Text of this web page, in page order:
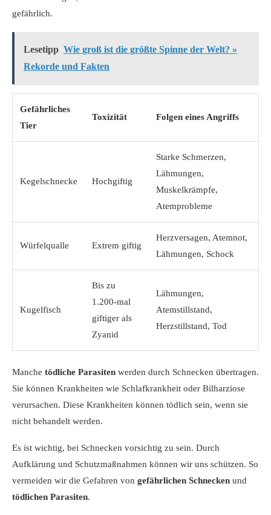
gefährlich.
Lesetipp Wie groß ist die größte Spinne der Welt? »
Rekorde und Fakten
Gefährliches
Tier
Toxizität Folgen eines Angriffs
Kegelschnecke Hochgiftig
Starke Schmerzen,
Lähmungen,
Muskelkrämpfe,
Atemprobleme
Würfelqualle Extrem giftig
Herzversagen, Atemnot,
Lähmungen, Schock
Kugelfisch
Bis zu
1.200-mal
giftiger als
Zyanid
Lähmungen,
Atemstillstand,
Herzstillstand, Tod
Manche tödliche Parasiten werden durch Schnecken übertragen.
Sie können Krankheiten wie Schlafkrankheit oder Bilharziose
verursachen. Diese Krankheiten können tödlich sein, wenn sie
nicht behandelt werden.
Es ist wichtig, bei Schnecken vorsichtig zu sein. Durch
Aufklärung und Schutzmaßnahmen können wir uns schützen. So
vermeiden wir die Gefahren von gefährlichen Schnecken und
tödlichen Parasiten.